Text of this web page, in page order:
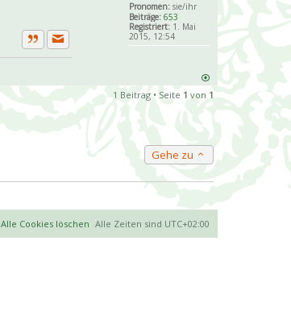
Pronomen: sie/ihr
Beiträge: 653
Registriert: 1. Mai
2015, 12:54
ZitatPrivate Nachricht senden
1 Beitrag • Seite 1 von 1
Gehe zu
Alle Zeiten sind UTC+02:00
Alle Cookies löschen